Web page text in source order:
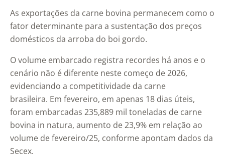
As exportações da carne bovina permanecem como o
fator determinante para a sustentação dos preços
domésticos da arroba do boi gordo.
O volume embarcado registra recordes há anos e o
cenário não é diferente neste começo de 2026,
evidenciando a competitividade da carne
brasileira. Em fevereiro, em apenas 18 dias úteis,
foram embarcadas 235,889 mil toneladas de carne
bovina in natura, aumento de 23,9% em relação ao
volume de fevereiro/25, conforme apontam dados da
Secex.